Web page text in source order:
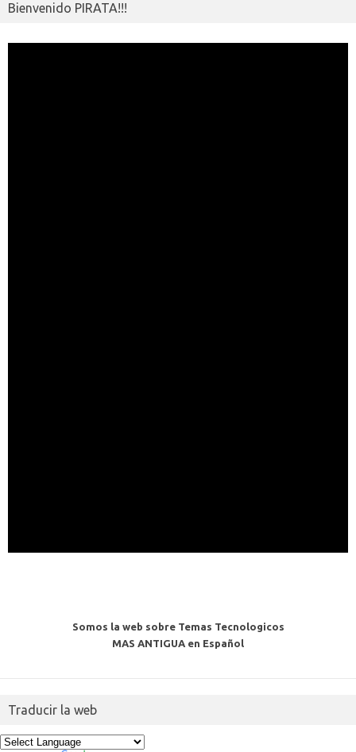
Bienvenido PIRATA!!!
Somos la web sobre Temas Tecnologicos
MAS ANTIGUA en Español
Traducir la web